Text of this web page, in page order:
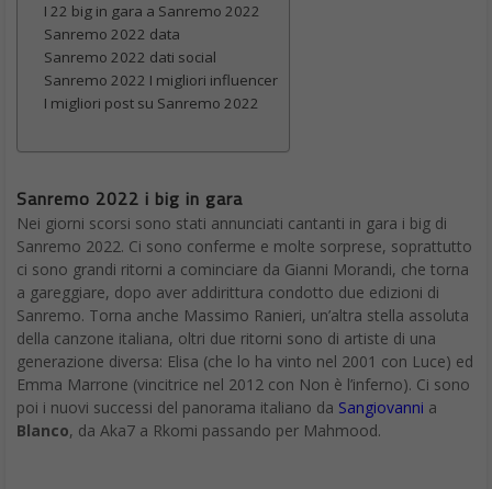
I 22 big in gara a Sanremo 2022
Sanremo 2022 data
Sanremo 2022 dati social
Sanremo 2022 I migliori influencer
I migliori post su Sanremo 2022
Sanremo 2022 i big in gara
Nei giorni scorsi sono stati annunciati cantanti in gara i big di
Sanremo 2022. Ci sono conferme e molte sorprese, soprattutto
ci sono grandi ritorni a cominciare da Gianni Morandi, che torna
a gareggiare, dopo aver addirittura condotto due edizioni di
Sanremo. Torna anche Massimo Ranieri, un’altra stella assoluta
della canzone italiana, oltri due ritorni sono di artiste di una
generazione diversa: Elisa (che lo ha vinto nel 2001 con Luce) ed
Emma Marrone (vincitrice nel 2012 con Non è l’inferno). Ci sono
poi i nuovi successi del panorama italiano da Sangiovanni a
Blanco, da Aka7 a Rkomi passando per Mahmood.